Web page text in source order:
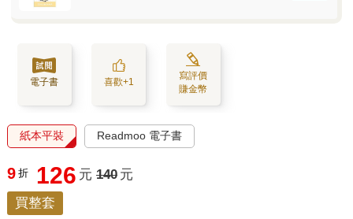
電子書 喜歡+1
寫評價
賺金幣
紙本平裝 Readmoo 電子書
9 折 126 元 140 元
買整套